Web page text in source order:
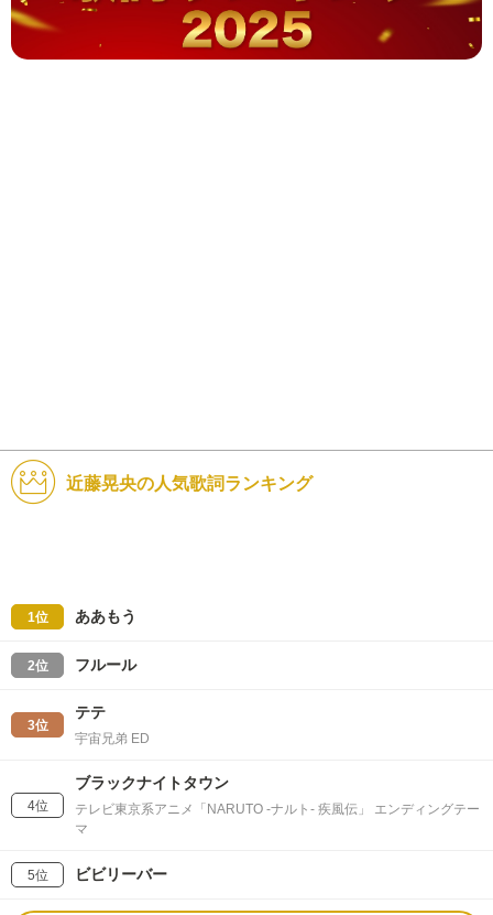
近藤晃央の人気歌詞ランキング
1位 ああもう
2位 フルール
3位
テテ
宇宙兄弟 ED
4位
ブラックナイトタウン
テレビ東京系アニメ「NARUTO -ナルト- 疾風伝」 エンディングテー
マ
5位 ビビリーバー